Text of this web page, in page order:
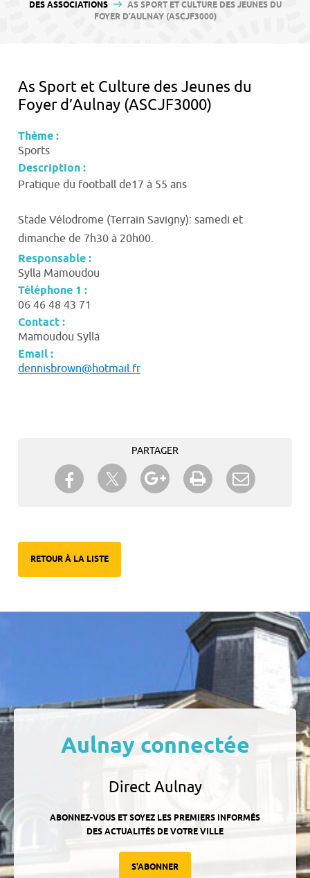
DES ASSOCIATIONS
AS SPORT ET CULTURE DES JEUNES DU
FOYER D’AULNAY (ASCJF3000)
As Sport et Culture des Jeunes du
Foyer d’Aulnay (ASCJF3000)
Thème :
Sports
Description :
Pratique du football de17 à 55 ans
Stade Vélodrome (Terrain Savigny): samedi et
dimanche de 7h30 à 20h00.
Responsable :
Sylla Mamoudou
Téléphone 1 :
06 46 48 43 71
Contact :
Mamoudou Sylla
Email :
dennisbrown@hotmail.fr
PARTAGER
Partager sur Facebook
Partager sur TwitterPartager sur Google+
Imprimer
RETOUR À LA LISTE
Aulnay connectée
Direct Aulnay
ABONNEZ-VOUS ET SOYEZ LES PREMIERS INFORMÉS
DES ACTUALITÉS DE VOTRE VILLE
S'ABONNER